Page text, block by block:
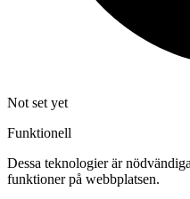
Not set yet
Funktionell
Dessa teknologier är
funktioner på webbplatsen.